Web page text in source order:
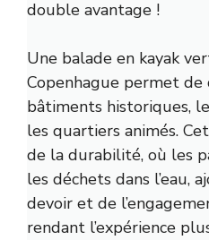
double avantage !
Une balade en kayak
Copenhague permet
bâtiments historiques,
les quartiers animés.
de la durabilité, où les
les déchets dans l’eau,
devoir et de
rendant l’expérience